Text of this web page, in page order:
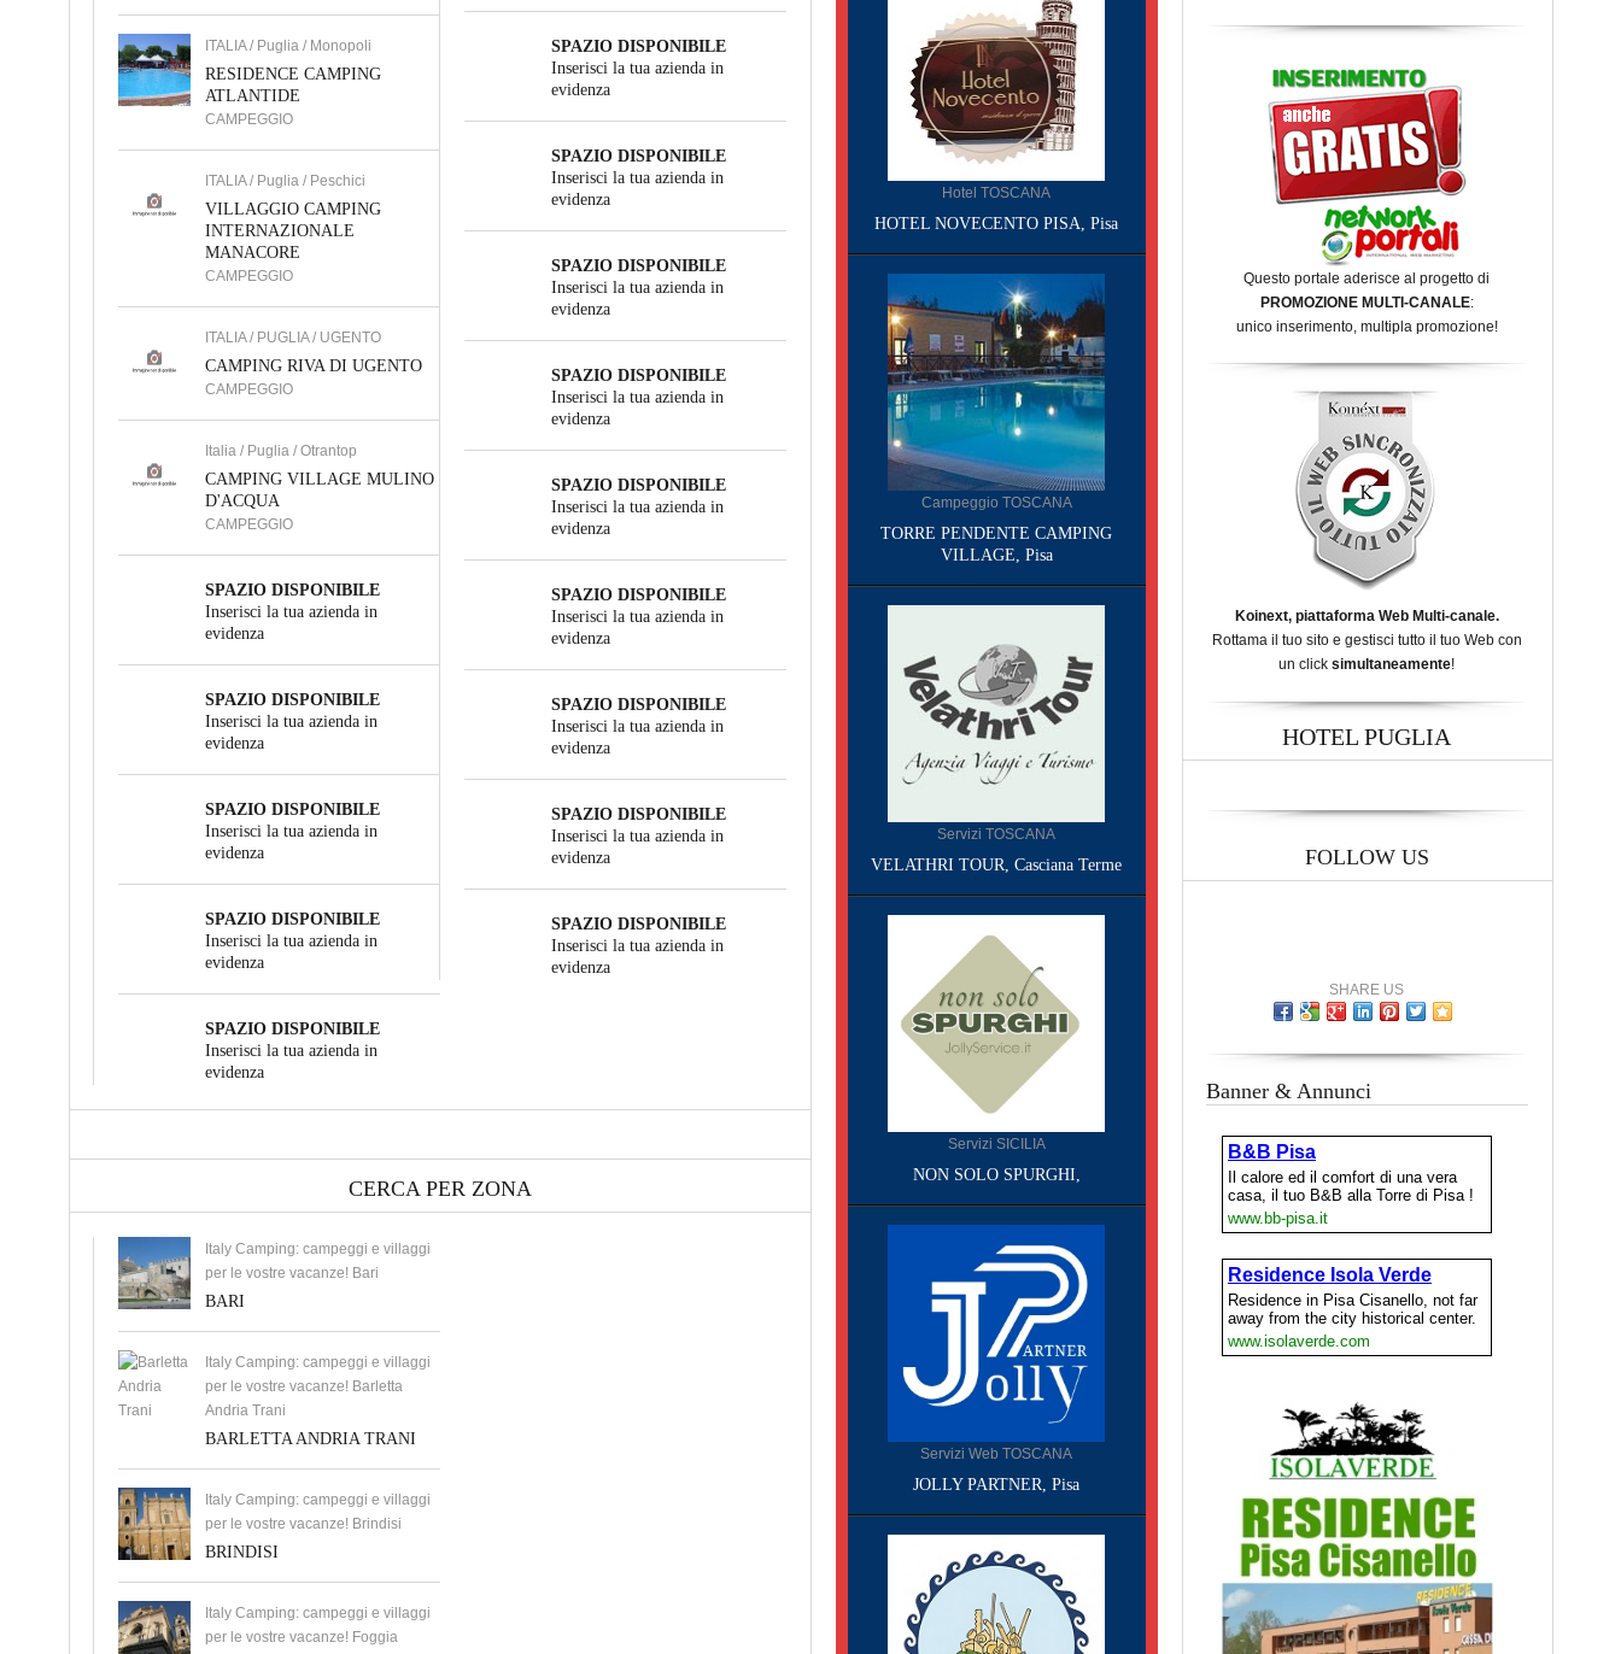
ITALIA / Puglia / Monopoli
RESIDENCE CAMPING
ATLANTIDE
CAMPEGGIO
ITALIA / Puglia / Peschici
VILLAGGIO CAMPING
INTERNAZIONALE
MANACORE
CAMPEGGIO
ITALIA / PUGLIA / UGENTO
CAMPING RIVA DI UGENTO
CAMPEGGIO
Italia / Puglia / Otrantop
CAMPING VILLAGE MULINO
D'ACQUA
CAMPEGGIO
SPAZIO DISPONIBILE
Inserisci la tua azienda in
evidenza
SPAZIO DISPONIBILE
Inserisci la tua azienda in
evidenza
SPAZIO DISPONIBILE
Inserisci la tua azienda in
evidenza
SPAZIO DISPONIBILE
Inserisci la tua azienda in
evidenza
SPAZIO DISPONIBILE
Inserisci la tua azienda in
evidenza
SPAZIO DISPONIBILE
Inserisci la tua azienda in
evidenza
SPAZIO DISPONIBILE
Inserisci la tua azienda in
evidenza
SPAZIO DISPONIBILE
Inserisci la tua azienda in
evidenza
SPAZIO DISPONIBILE
Inserisci la tua azienda in
evidenza
SPAZIO DISPONIBILE
Inserisci la tua azienda in
evidenza
SPAZIO DISPONIBILE
Inserisci la tua azienda in
evidenza
SPAZIO DISPONIBILE
Inserisci la tua azienda in
evidenza
SPAZIO DISPONIBILE
Inserisci la tua azienda in
evidenza
SPAZIO DISPONIBILE
Inserisci la tua azienda in
evidenza
CERCA PER ZONA
Italy Camping: campeggi e villaggi
per le vostre vacanze! Bari
BARI
Italy Camping: campeggi e villaggi
per le vostre vacanze! Barletta
Andria Trani
BARLETTA ANDRIA TRANI
Italy Camping: campeggi e villaggi
per le vostre vacanze! Brindisi
BRINDISI
Italy Camping: campeggi e villaggi
per le vostre vacanze! Foggia
Hotel TOSCANA
HOTEL NOVECENTO PISA, Pisa
Campeggio TOSCANA
TORRE PENDENTE CAMPING
VILLAGE, Pisa
Servizi TOSCANA
VELATHRI TOUR, Casciana Terme
Servizi SICILIA
NON SOLO SPURGHI,
Servizi Web TOSCANA
JOLLY PARTNER, Pisa
Questo portale aderisce al progetto di
PROMOZIONE MULTI-CANALE:
unico inserimento, multipla promozione!
Koinext, piattaforma Web Multi-canale.
Rottama il tuo sito e gestisci tutto il tuo Web con
un click simultaneamente!
HOTEL PUGLIA
FOLLOW US
SHARE US
Banner & Annunci